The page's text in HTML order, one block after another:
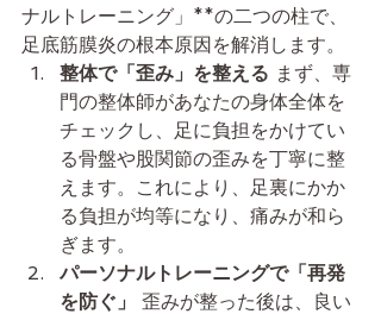
ナルトレーニング」**の二つの柱で、
足底筋膜炎の根本原因を解消します。
整体で「歪み」を整える まず、専
門の整体師があなたの身体全体を
チェックし、足に負担をかけてい
る骨盤や股関節の歪みを丁寧に整
えます。これにより、足裏にかか
る負担が均等になり、痛みが和ら
ぎます。
パーソナルトレーニングで「再発
を防ぐ」
歪みが整った後は、良い